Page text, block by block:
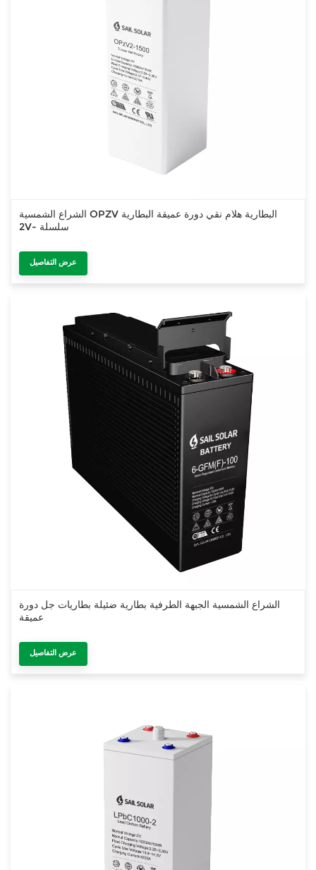
الشراع الشمسية OPZV البطارية هلام نقي دورة عميقة البطارية
2V- سلسلة
عرض التفاصيل
الشراع الشمسية الجبهة الطرفية بطارية ضئيلة بطاريات جل دورة
عميقة
عرض التفاصيل